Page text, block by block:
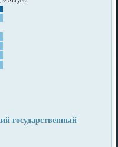
государственный